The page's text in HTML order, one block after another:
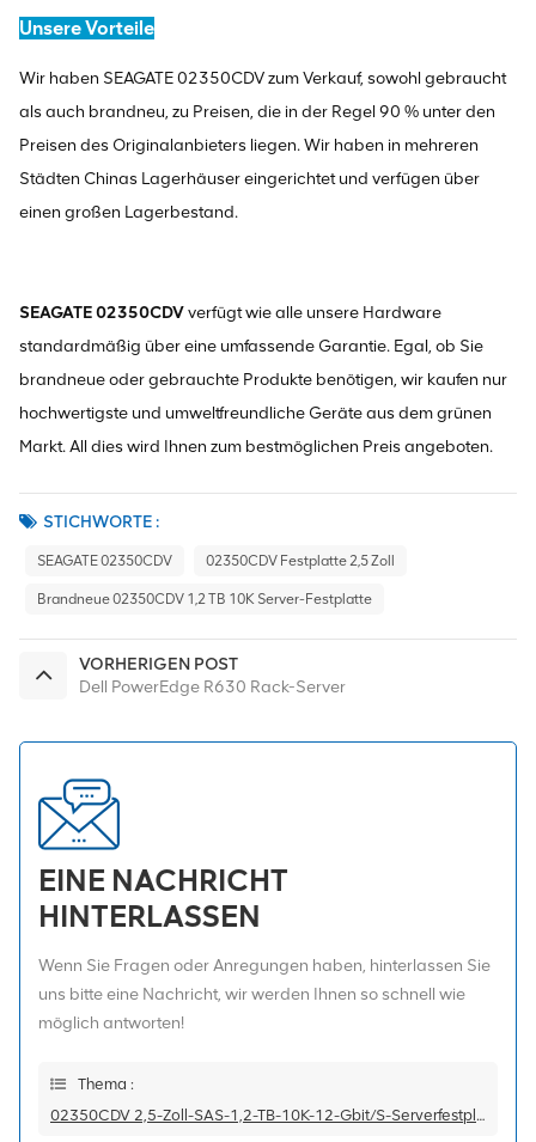
Unsere Vorteile
Wir haben SEAGATE 02350CDV zum Verkauf, sowohl gebraucht
als auch brandneu, zu Preisen, die in der Regel 90 % unter den
Preisen des Originalanbieters liegen. Wir haben in mehreren
Städten Chinas Lagerhäuser eingerichtet und verfügen über
einen großen Lagerbestand.
SEAGATE 02350CDVverfügt wie alle unsere Hardware
standardmäßig über eine umfassende Garantie. Egal, ob Sie
brandneue oder gebrauchte Produkte benötigen, wir kaufen nur
hochwertigste und umweltfreundliche Geräte aus dem grünen
Markt. All dies wird Ihnen zum bestmöglichen Preis angeboten.
STICHWORTE :
SEAGATE 02350CDV 02350CDV Festplatte 2,5 Zoll
Brandneue 02350CDV 1,2 TB 10K Server-Festplatte
VORHERIGEN POST
Dell PowerEdge R630 Rack-Server
EINE NACHRICHT
HINTERLASSEN
Wenn Sie Fragen oder Anregungen haben, hinterlassen Sie
uns bitte eine Nachricht, wir werden Ihnen so schnell wie
möglich antworten!
Thema :
02350CDV 2,5-Zoll-SAS-1,2-TB-10K-12-Gbit/s-Serverfestplatte